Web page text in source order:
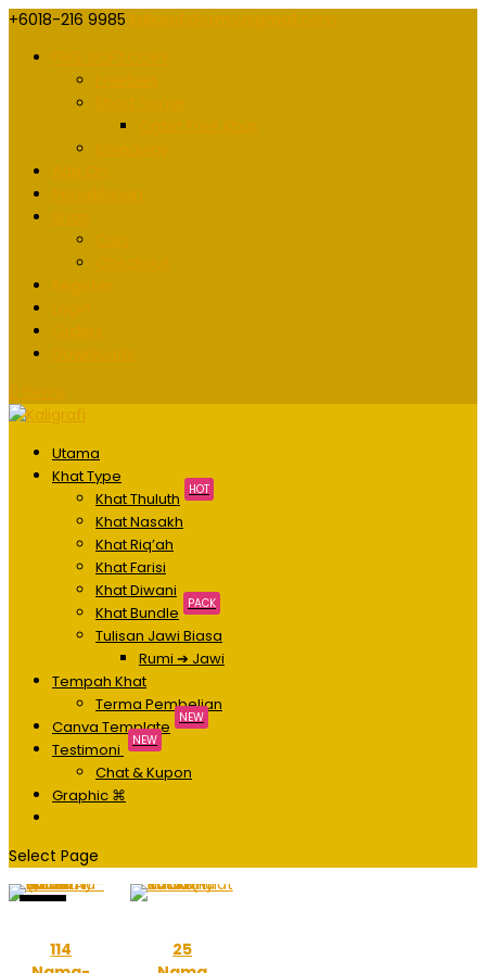
+6018-216 9985
Utama
Khat Type
Khat Thuluth
HOT
Khat Nasakh
Khat Riq’ah
Khat Farisi
Khat Diwani
Khat Bundle
PACK
Tulisan Jawi Biasa
Rumi ➔ Jawi
Tempah Khat
Terma Pembelian
Canva Template
NEW
Testimoni NEW
Chat & Kupon
Graphic ⌘
Select Page
114
25